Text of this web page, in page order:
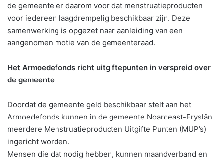
de gemeente er daarom voor dat menstruatieproducten
voor iedereen laagdrempelig beschikbaar zijn. Deze
samenwerking is opgezet naar aanleiding van een
aangenomen motie van de gemeenteraad.
Het Armoedefonds richt uitgiftepunten in verspreid over
de gemeente
Doordat de gemeente geld beschikbaar stelt aan het
Armoedefonds kunnen in de gemeente Noardeast-Fryslân
meerdere Menstruatieproducten Uitgifte Punten (MUP’s)
ingericht worden.
Mensen die dat nodig hebben, kunnen maandverband en